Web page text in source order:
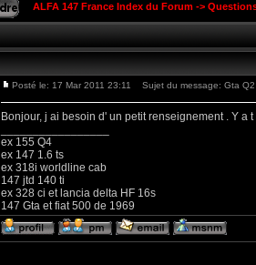
ALFA 147 France Index du Forum ->
Posté le: 17 Mar 2011 23:11 Sujet du message: Gta Q2
Bonjour, j ai besoin d' un petit renseignement . Y
ex 155 Q4
ex 147 1.6 ts
ex 318i worldline cab
147 jtd 140 ti
ex 328 ci et lancia delta HF 16s
147 Gta et fiat 500 de 1969